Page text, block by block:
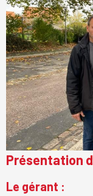
Présentation
Le gérant :